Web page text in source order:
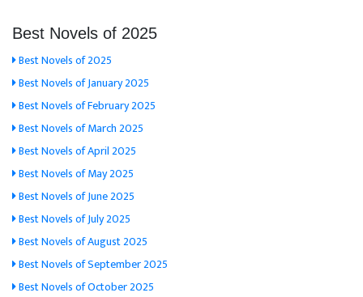
Best Novels of 2025
Best Novels of 2025
Best Novels of January 2025
Best Novels of February 2025
Best Novels of March 2025
Best Novels of April 2025
Best Novels of May 2025
Best Novels of June 2025
Best Novels of July 2025
Best Novels of August 2025
Best Novels of September 2025
Best Novels of October 2025